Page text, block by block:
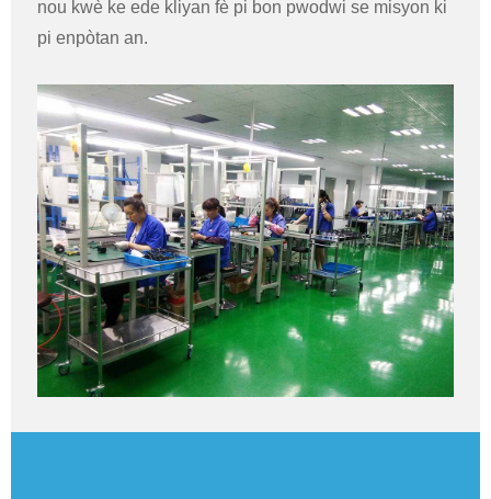
nou kwè ke ede kliyan fè pi bon pwodwi se misyon ki
pi enpòtan an.